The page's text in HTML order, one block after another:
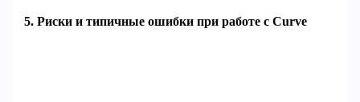
5. Риски и типичные ошибки при работе с Curve